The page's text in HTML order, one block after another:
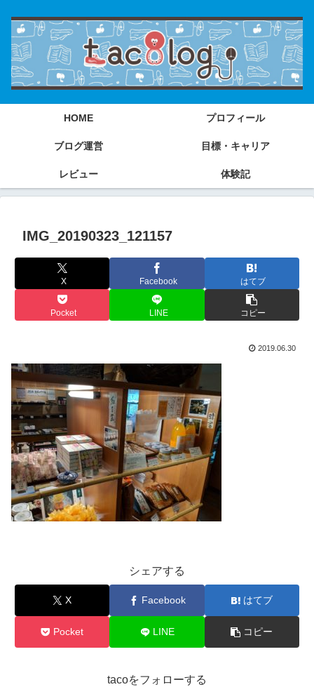
HOME プロフィール
ブログ運営 目標・キャリア
レビュー 体験記
IMG_20190323_121157
X Facebook はてブ
Pocket LINE コピー
2019.06.30
シェアする
X Facebook はてブ
Pocket LINE コピー
tacoをフォローする